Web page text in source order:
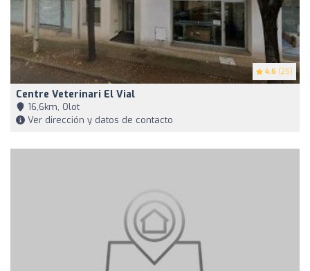
4.6 (25)
Centre Veterinari El Vial
16,6km, Olot
Ver dirección y datos de contacto